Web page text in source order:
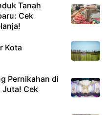
Tanah
Cek
Kota
Pernikahan di
Juta! Cek